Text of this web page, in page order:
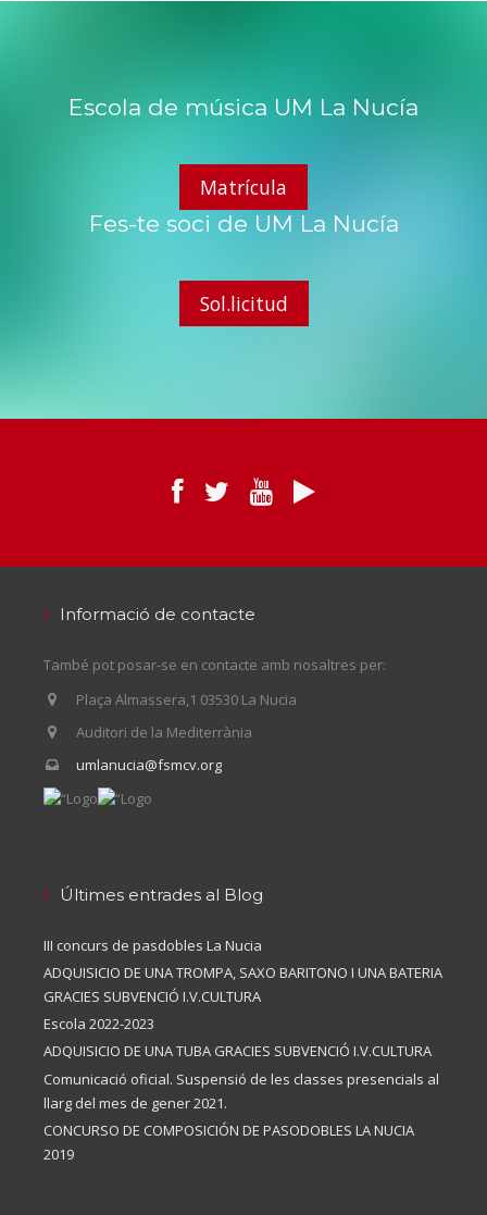
Escola de música UM La Nucía
Matrícula
Fes-te soci de UM La Nucía
Sol.licitud
Informació de contacte
També pot posar-se en contacte amb nosaltres per:
Plaça Almassera,1 03530 La Nucia
Auditori de la Mediterrània
umlanucia@fsmcv.org
Últimes entrades al Blog
III concurs de pasdobles La Nucia
ADQUISICIO DE UNA TROMPA, SAXO BARITONO I UNA BATERIA
GRACIES SUBVENCIÓ I.V.CULTURA
Escola 2022-2023
ADQUISICIO DE UNA TUBA GRACIES SUBVENCIÓ I.V.CULTURA
Comunicació oficial. Suspensió de les classes presencials al
llarg del mes de gener 2021.
CONCURSO DE COMPOSICIÓN DE PASODOBLES LA NUCIA
2019